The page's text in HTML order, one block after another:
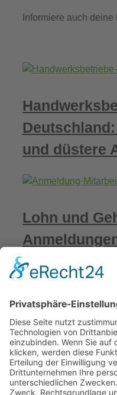
Informiere auch deine
und düstere
Lohn und
Einstellung
erforderlich
Hilfen: